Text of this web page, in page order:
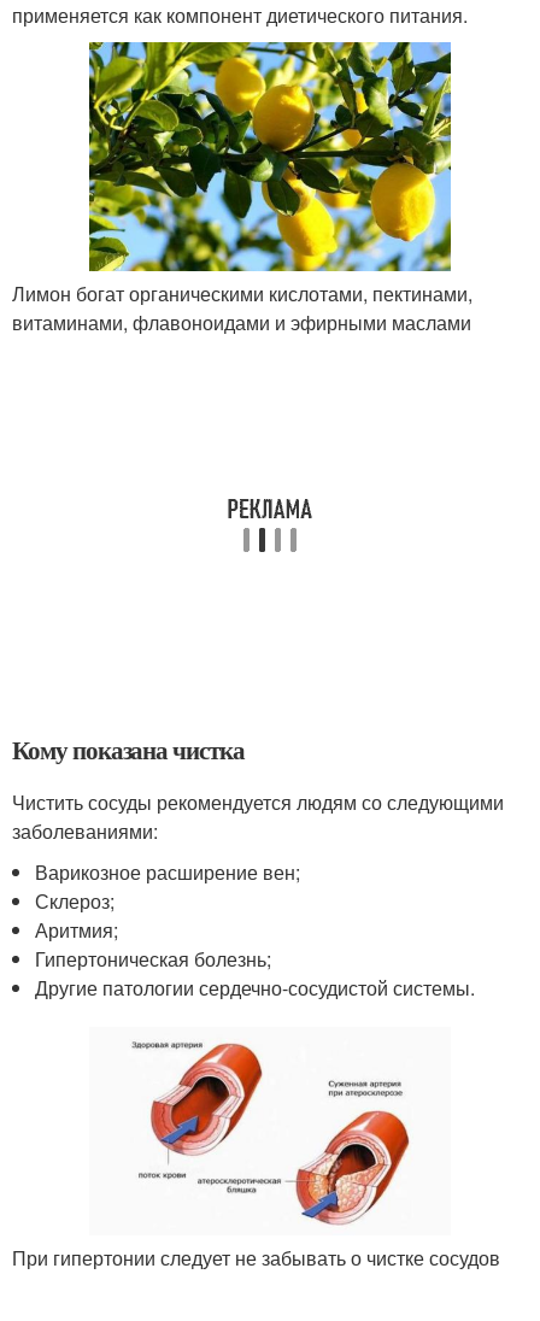
применяется как компонент диетического питания.
Лимон богат органическими кислотами, пектинами,
витаминами, флавоноидами и эфирными маслами
Кому показана чистка
Чистить сосуды рекомендуется людям со следующими
заболеваниями:
Варикозное расширение вен;
Склероз;
Аритмия;
Гипертоническая болезнь;
Другие патологии сердечно-сосудистой системы.
При гипертонии следует не забывать о чистке сосудов